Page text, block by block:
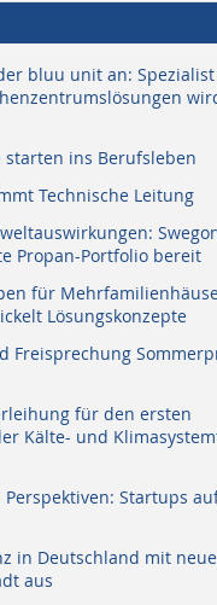
bluu unit an:
ins Berufsleben
Technische Leitung
Propan-Portfolio bereit
für
Lösungskonzepte
Freisprechung
für den ersten
Kälte- und
Startups
in Deutschland mit
aus